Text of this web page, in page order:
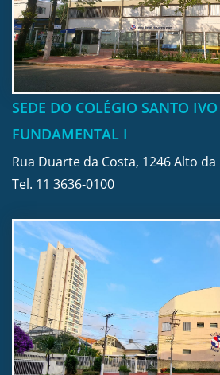
SEDE DO COLÉGIO SANTO
FUNDAMENTAL I
Rua Duarte da Costa, 1246 Alto da
Tel. 11 3636-0100